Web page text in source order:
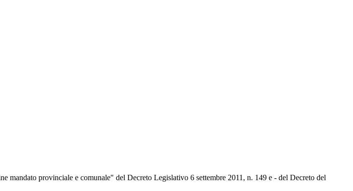
provinciale e comunale" del Decreto Legislativo 6 settembre 2011, n. 149 e - del Decreto del